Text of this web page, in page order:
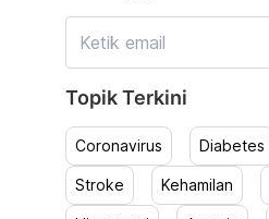
Topik Terkini
Coronavirus Diabetes
Stroke Kehamilan